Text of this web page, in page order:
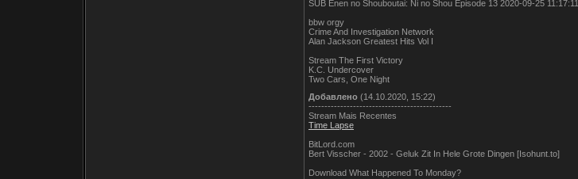
SUB Enen no Shouboutai: Ni no Shou Episode 13 2020-09-25 11:17:11
bbw orgy
Crime And Investigation Network
Alan Jackson Greatest Hits Vol I
Stream The First Victory
K.C. Undercover
Two Cars, One Night
Добавлено (14.10.2020, 15:22)
---------------------------------------------
Stream Mais Recentes
Time Lapse
BitLord.com
Bert Visscher - 2002 - Geluk Zit In Hele Grote Dingen [Isohunt.to]
Download What Happened To Monday?